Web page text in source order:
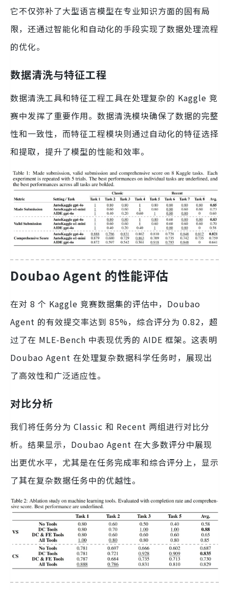
它不仅弥补了大型语言模型在专业知识方面的固有局
限，还通过智能化和自动化的手段实现了数据处理流程
的优化。
数据清洗与特征工程
数据清洗工具和特征工程工具在处理复杂的 Kaggle 竞
赛中发挥了重要作用。数据清洗模块确保了数据的完整
性和一致性，而特征工程模块则通过自动化的特征选择
和提取，提升了模型的性能和效率。
Doubao Agent 的性能评估
在对 8 个 Kaggle 竞赛数据集的评估中，Doubao
Agent 的有效提交率达到 85%，综合评分为 0.82，超
过了在 MLE-Bench 中表现优秀的 AIDE 框架。这表明
Doubao Agent 在处理复杂数据科学任务时，展现出
了高效性和广泛适应性。
对比分析
我们将任务分为 Classic 和 Recent 两组进行对比分
析。结果显示，Doubao Agent 在大多数评分中展现
出更优水平，尤其是在任务完成率和综合评分上，显示
了其在复杂数据任务中的优越性。